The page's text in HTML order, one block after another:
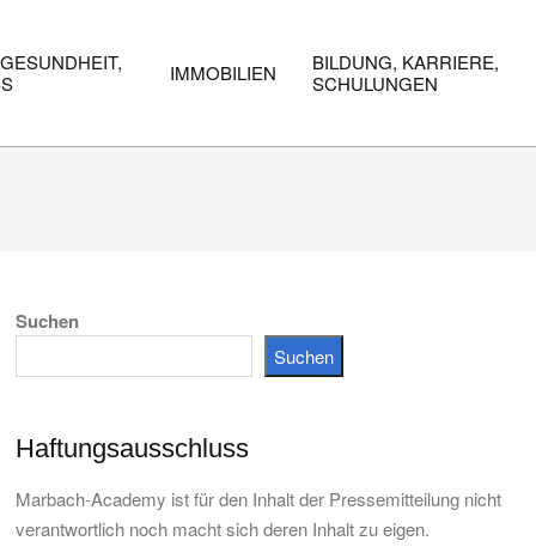
IMMOBILIEN
BILDUNG, KARRIERE,
SCHULUNGEN
Suchen
Suchen
Haftungsausschluss
Marbach-Academy ist für den Inhalt der Pressemitteilung nicht
verantwortlich noch macht sich deren Inhalt zu eigen.